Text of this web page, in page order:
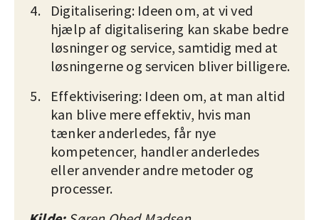
Digitalisering: Ideen om, at vi ved
hjælp af digitalisering kan skabe bedre
løsninger og service, samtidig med at
løsningerne og servicen bliver billigere.
Effektivisering: Ideen om, at man altid
kan blive mere effektiv, hvis man
tænker anderledes, får nye
kompetencer, handler anderledes
eller anvender andre metoder og
processer.